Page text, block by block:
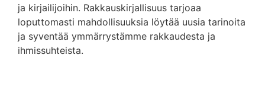
ja kirjailijoihin. Rakkauskirjallisuus tarjoaa
loputtomasti mahdollisuuksia löytää uusia tarinoita
ja syventää ymmärrystämme rakkaudesta ja
ihmissuhteista.